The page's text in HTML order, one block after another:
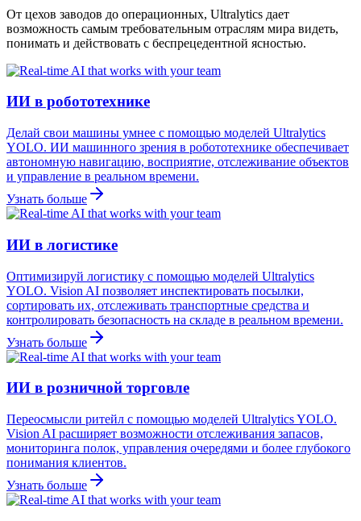
От цехов заводов до операционных, Ultralytics дает
возможность самым требовательным отраслям мира видеть,
понимать и действовать с беспрецедентной ясностью.
ИИ в робототехнике
Делай свои машины умнее с помощью моделей Ultralytics
YOLO. ИИ машинного зрения в робототехнике обеспечивает
автономную навигацию, восприятие, отслеживание объектов
и управление в реальном времени.
Узнать больше
ИИ в логистике
Оптимизируй логистику с помощью моделей Ultralytics
YOLO. Vision AI позволяет инспектировать посылки,
сортировать их, отслеживать транспортные средства и
контролировать безопасность на складе в реальном времени.
Узнать больше
ИИ в розничной торговле
Переосмысли ритейл с помощью моделей Ultralytics YOLO.
Vision AI расширяет возможности отслеживания запасов,
мониторинга полок, управления очередями и более глубокого
понимания клиентов.
Узнать больше